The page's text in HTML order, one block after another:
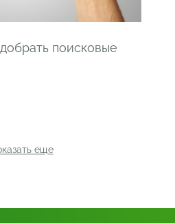
поисковые
еще